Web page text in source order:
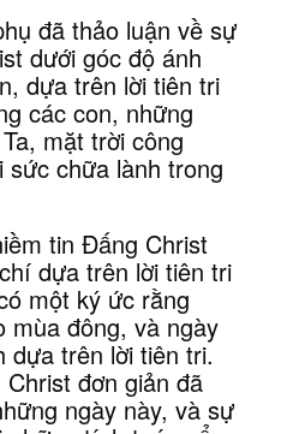
đã thảo luận về sự
dưới góc độ ánh
dựa trên lời tiên tri
các con, những
mặt trời công
chữa lành trong
tin Đấng Christ
dựa trên lời tiên tri
một ký ức rằng
mùa đông, và ngày
dựa trên lời tiên tri.
đơn giản đã
ngày này, và sự